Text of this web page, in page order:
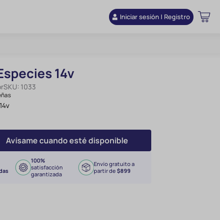
Iniciar sesión | Registro
14v
SKU: 1033
Avísame cuando esté disponible
100%
satisfacción
garantizada
Envío gratuito a
partir de $899